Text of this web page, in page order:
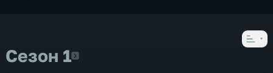
Сезон 1Сезон 1